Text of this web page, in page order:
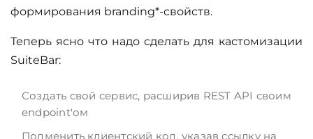
формирования branding*-свойств.
Теперь ясно что надо сделать для кастомизации
SuiteBar:
Создать свой сервис, расширив REST API своим
endpoint'ом
Подменить клиентский код, указав ссылку на